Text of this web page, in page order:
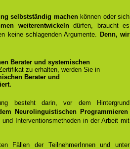
selbstständig machenkönnen oder sich
weiterentwickelndürfen, braucht es
keine schlagenden Argumente. Denn, wir
Berater und systemischen
zu erhalten, werden Sie in
Berater und
besteht darin, vor dem Hintergrund
Neurolinguistischen Programmieren
Interventionsmethoden in der Arbeit mit
Fällen der TeilnehmerInnen und unter